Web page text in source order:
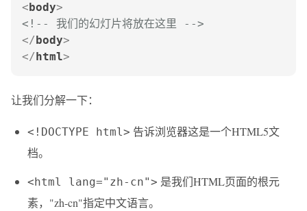
<body>
<!-- 我们的幻灯片将放在这里 -->
</body>
</html>
让我们分解一下：
<!DOCTYPE html> 告诉浏览器这是一个HTML5文
档。
<html lang="zh-cn"> 是我们HTML页面的根元
素，"zh-cn"指定中文语言。